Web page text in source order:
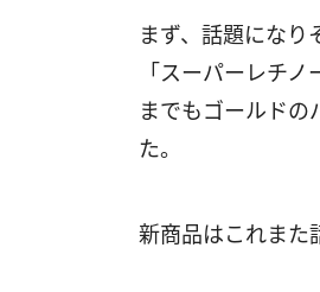
まず、話題になり
「スーパーレチ
までもゴールドの
た。
新商品はこれまた